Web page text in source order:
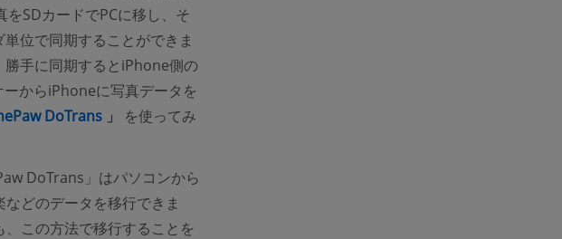
SDカードでPCに移し、そ
位で同期することができま
手に同期するとiPhone側の
からiPhoneに写真データを
DoTrans (opens new window)
」
を使ってみ
DoTrans」はパソコンから
どのデータを移行できま
この方法で移行することを